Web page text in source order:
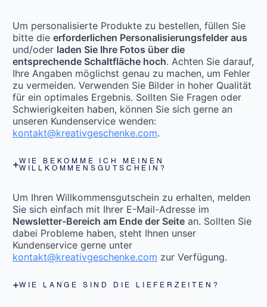
Um personalisierte Produkte zu bestellen, füllen Sie
bitte die erforderlichen Personalisierungsfelder aus
und/oder laden Sie Ihre Fotos über die
entsprechende Schaltfläche hoch. Achten Sie darauf,
Ihre Angaben möglichst genau zu machen, um Fehler
zu vermeiden. Verwenden Sie Bilder in hoher Qualität
für ein optimales Ergebnis. Sollten Sie Fragen oder
Schwierigkeiten haben, können Sie sich gerne an
unseren Kundenservice wenden:
kontakt@kreativgeschenke.com.
WIE BEKOMME ICH MEINEN
WILLKOMMENSGUTSCHEIN?
Um Ihren Willkommensgutschein zu erhalten, melden
Sie sich einfach mit Ihrer E-Mail-Adresse im
Newsletter-Bereich am Ende der Seite an. Sollten Sie
dabei Probleme haben, steht Ihnen unser
Kundenservice gerne unter
kontakt@kreativgeschenke.com zur Verfügung.
WIE LANGE SIND DIE LIEFERZEITEN?